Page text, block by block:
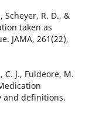
Scheyer, R. D., &
taken as
JAMA, 261(22),
C. J., Fuldeore, M.
and definitions.